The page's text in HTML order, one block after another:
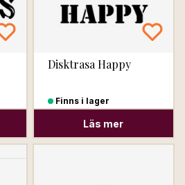
Disktrasa Happy
Finns i lager
Läs mer